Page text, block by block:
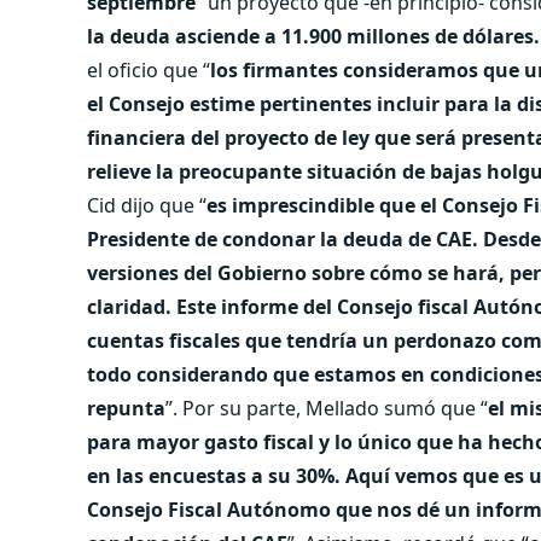
la deuda asciende a 11.900 millones de
el oficio que “los firmantes consideramos que
el Consejo estime pertinentes incluir para la
financiera del proyecto de ley que será
relieve la preocupante situación de bajas
Cid dijo que “es imprescindible que el Consejo
Presidente de condonar la deuda de CAE.
versiones del Gobierno sobre cómo se hará,
claridad. Este informe del Consejo fiscal
cuentas fiscales que tendría un perdonazo
todo considerando que estamos en
repunta”. Por su parte, Mellado sumó que “el
para mayor gasto fiscal y lo único que ha
en las encuestas a su 30%. Aquí vemos que
Consejo Fiscal Autónomo que nos dé un